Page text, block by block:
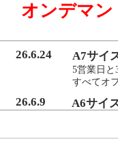
マンド印刷機より
を実現いたしまし
によくある色ムラや汚
オンデマン
26.6.24 A7サイ
5営業日と
すべてオ
26.6.9 A6サイ